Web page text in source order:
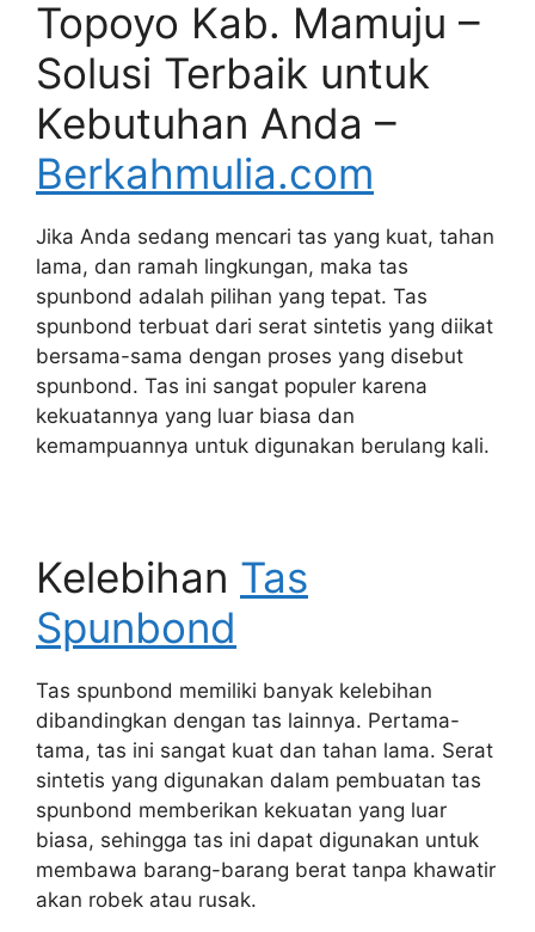
Topoyo Kab. Mamuju –
Solusi Terbaik untuk
Kebutuhan Anda –
Berkahmulia.com
Jika Anda sedang mencari tas yang kuat, tahan
lama, dan ramah lingkungan, maka tas
spunbond adalah pilihan yang tepat. Tas
spunbond terbuat dari serat sintetis yang diikat
bersama-sama dengan proses yang disebut
spunbond. Tas ini sangat populer karena
kekuatannya yang luar biasa dan
kemampuannya untuk digunakan berulang kali.
Kelebihan Tas
Spunbond
Tas spunbond memiliki banyak kelebihan
dibandingkan dengan tas lainnya. Pertama-
tama, tas ini sangat kuat dan tahan lama. Serat
sintetis yang digunakan dalam pembuatan tas
spunbond memberikan kekuatan yang luar
biasa, sehingga tas ini dapat digunakan untuk
membawa barang-barang berat tanpa khawatir
akan robek atau rusak.